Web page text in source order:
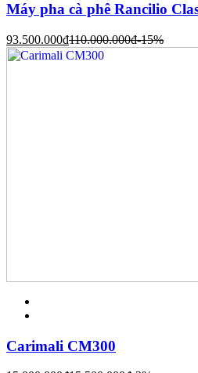
Máy pha cà phê Rancilio
93.500.000đ110.000.000đ-15%
Carimali CM300